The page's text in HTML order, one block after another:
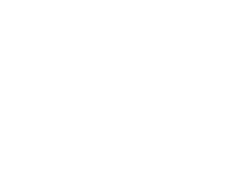
A las 11,55 horas,
Fomento, Articulación del
asistentes para proceder, al
acto que tendrá lugar frente